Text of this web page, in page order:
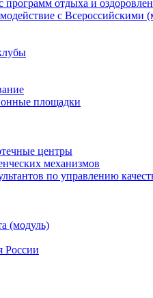
программ отдыха и
с
площадки
центры
механизмов
по управлению
(модуль)
России